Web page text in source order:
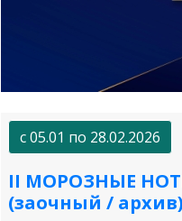
с 05.01 по 28.02.2026
II МОРОЗНЫЕ НОТЫ
(заочный / архив)